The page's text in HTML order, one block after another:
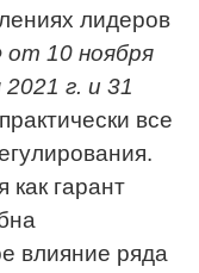
лидеров
от 10 ноября
г. и 31
все
гарант
влияние ряда